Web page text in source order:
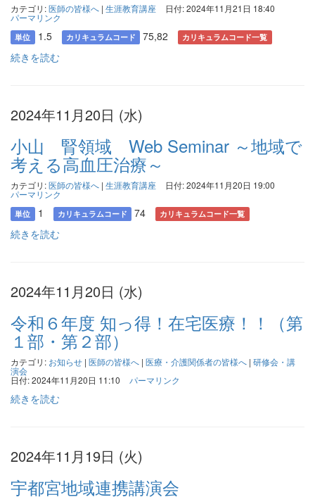
カテゴリ:医師の皆様へ | 生涯教育講座 日付: 2024年11月21日 18:40
パーマリンク
単位 1.5 カリキュラムコード 75,82 カリキュラムコード一覧
続きを読む
2024年11月20日 (水)
小山 腎領域 Web Seminar ～地域で
考える高血圧治療～
カテゴリ:医師の皆様へ | 生涯教育講座 日付: 2024年11月20日 19:00
パーマリンク
単位 1 カリキュラムコード 74 カリキュラムコード一覧
続きを読む
2024年11月20日 (水)
令和６年度 知っ得！在宅医療！！（第
１部・第２部）
カテゴリ: お知らせ | 医師の皆様へ | 医療・介護関係者の皆様へ | 研修会・講
演会
日付: 2024年11月20日 11:10 パーマリンク
続きを読む
2024年11月19日 (火)
宇都宮地域連携講演会